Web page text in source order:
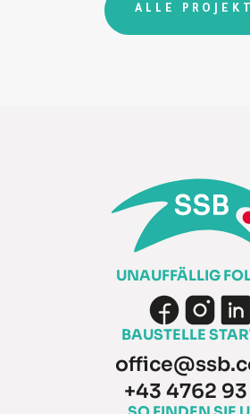
ALLE
BAUSTELLE
+43 4762 93
UNAUFFÄLLIG